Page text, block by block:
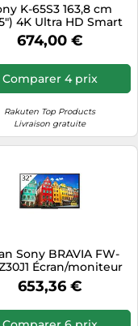
K-65S3 163,8 cm
4K Ultra HD Smart
TV Wifi Noir
674,00 €
Comparer 4 prix
Rakuten Top Products
Livraison gratuite
Sony BRAVIA FW-
Écran/moniteur
LED Ultra HD 4K
de 32 pouces.
653,36 €